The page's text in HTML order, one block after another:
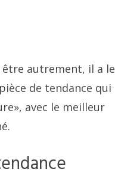
autrement, il a le
de tendance qui
avec le meilleur